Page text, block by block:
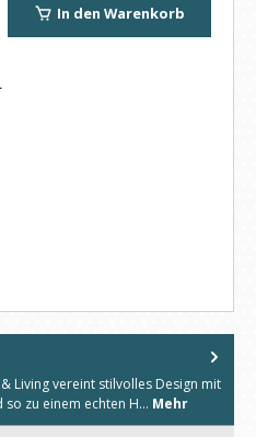
In den Warenkorb
Living vereint stilvolles Design mit
zu einem echten H… Mehr